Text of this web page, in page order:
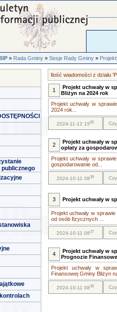
»Rada Gminy»Sesje Rady Gminy»
kontrolach
Ilość wiadomości z działu
1
Projekt uchwały w
Bliżyn na 2024 rok
Projekt uchwały w
2024 rok...
2024-11-12 1505
2
Projekt uchwały w
opłaty za
Projekt uchwały w
gospodarowanie od...
2024-10-11 0839
3 Projekt uchwały w
Projekt uchwały w
od osób fizycznych ...
2024-10-11 0837
4
Projekt uchwały w
Prognozie
Projekt uchwały w
Finansowej Gminy Bliżyn
2024-10-11 0835